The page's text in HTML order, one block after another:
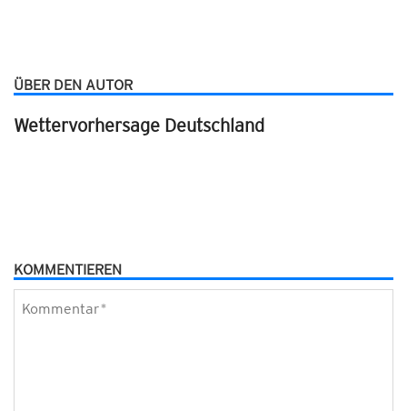
ÜBER DEN AUTOR
Wettervorhersage Deutschland
KOMMENTIEREN